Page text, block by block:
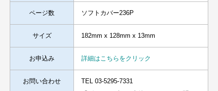
ページ数 ソフトカバー236P
サイズ 182mm x 128mm x 13mm
お申込み 詳細はこちらをクリック
お問い合わせ
TEL 03-5295-7331